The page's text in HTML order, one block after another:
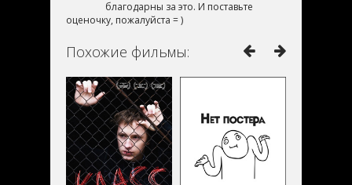
благодарны за это. И поставьте
оценочку, пожалуйста = )
Похожие фильмы: